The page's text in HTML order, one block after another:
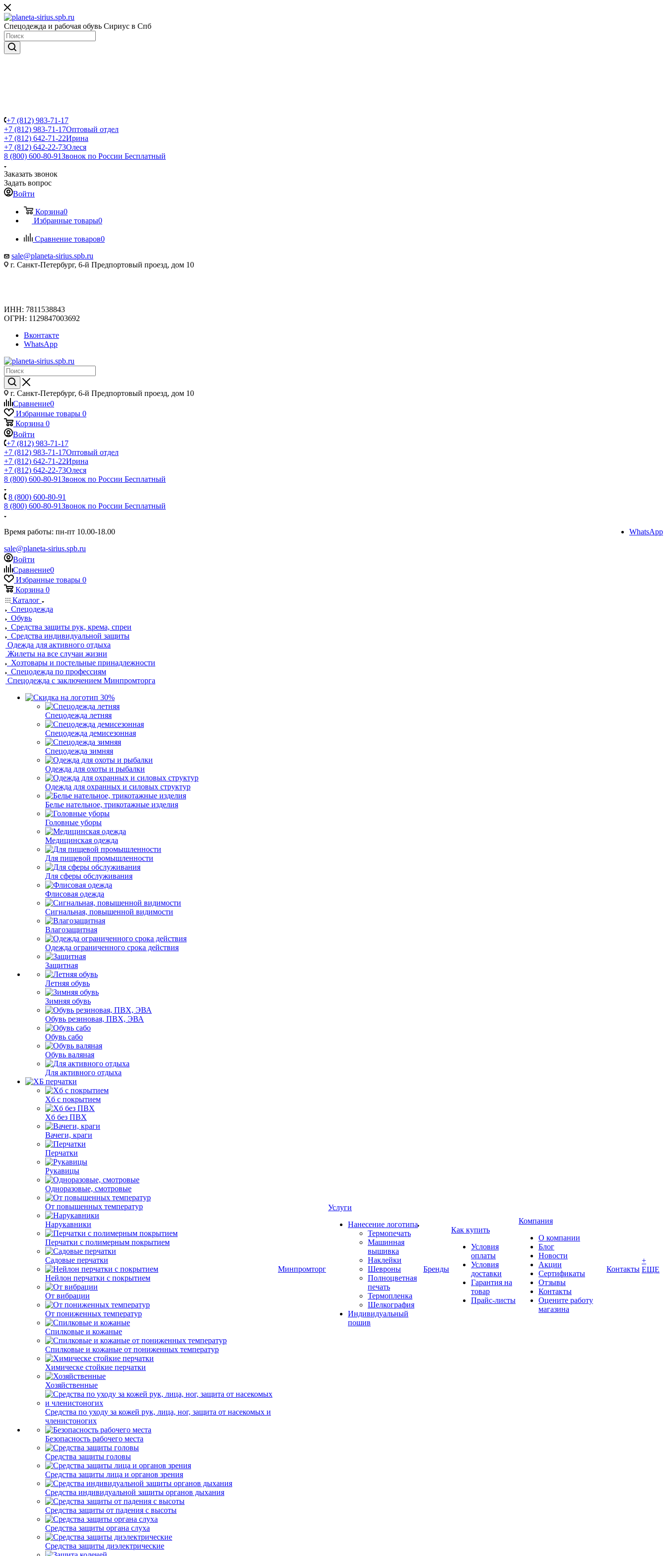
Спецодежда и рабочая обувь Сириус в Спб
+7 (812) 983-71-17
+7 (812) 983-71-17Оптовый отдел
+7 (812) 642-71-22Ирина
+7 (812) 642-22-73Олеся
8 (800) 600-80-91Звонок по России Бесплатный
Заказать звонок
Задать вопрос
Войти
Корзина0
Избранные товары0
Сравнение товаров0
sale@planeta-sirius.spb.ru
г. Санкт-Петербург, 6-й Предпортовый проезд, дом 10
ИНН: 7811538843
ОГРН: 1129847003692
Вконтакте
WhatsApp
г. Санкт-Петербург, 6-й Предпортовый проезд, дом 10
Сравнение0
Избранные товары 0
Корзина 0
Войти
+7 (812) 983-71-17
+7 (812) 983-71-17Оптовый отдел
+7 (812) 642-71-22Ирина
+7 (812) 642-22-73Олеся
8 (800) 600-80-91Звонок по России Бесплатный
8 (800) 600-80-91
8 (800) 600-80-91Звонок по России Бесплатный
Время работы: пн-пт 10.00-18.00
sale@planeta-sirius.spb.ru
WhatsApp
Войти
Сравнение0
Избранные товары 0
Корзина 0
Каталог
Спецодежда
Обувь
Средства защиты рук, крема, спреи
Средства индивидуальной защиты
Одежда для активного отдыха
Жилеты на все случаи жизни
Хозтовары и постельные принадлежности
Спецодежда по профессиям
Спецодежда с заключением Минпромторга
Спецодежда летняя
Спецодежда демисезонная
Спецодежда зимняя
Одежда для охоты и рыбалки
Одежда для охранных и силовых структур
Белье нательное, трикотажные изделия
Головные уборы
Медицинская одежда
Для пищевой промышленности
Для сферы обслуживания
Флисовая одежда
Сигнальная, повышенной видимости
Влагозащитная
Одежда ограниченного срока действия
Защитная
Летняя обувь
Зимняя обувь
Обувь резиновая, ПВХ, ЭВА
Обувь сабо
Обувь валяная
Для активного отдыха
Хб с покрытием
Хб без ПВХ
Вачеги, краги
Перчатки
Рукавицы
Одноразовые, смотровые
От повышенных температур
Нарукавники
Перчатки с полимерным покрытием
Садовые перчатки
Нейлон перчатки с покрытием
От вибрации
От пониженных температур
Спилковые и кожаные
Спилковые и кожаные от пониженных температур
Химическе стойкие перчатки
Хозяйственные
Средства по уходу за кожей рук, лица, ног, защита от насекомых и
членистоногих
Безопасность рабочего места
Средства защиты головы
Средства защиты лица и органов зрения
Средства индивидуальной защиты органов дыхания
Средства защиты от падения с высоты
Средства защиты органа слуха
Средства защиты диэлектрические
Минпромторг
Услуги
Нанесение логотипа
Термопечать
Машинная
вышивка
Наклейки
Шевроны
Полноцветная
печать
Термопленка
Шелкография
Индивидуальный
пошив
Бренды
Как купить
Условия
оплаты
Условия
доставки
Гарантия на
товар
Прайс-листы
Компания
О компании
Блог
Новости
Акции
Сертификаты
Отзывы
Контакты
Оцените работу
магазина
Контакты
+
ЕЩЕ